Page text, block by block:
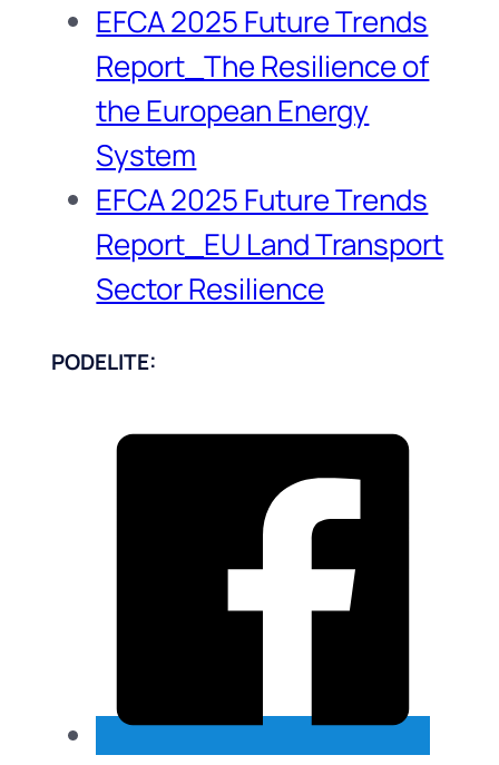
EFCA 2025 Future Trends
Report_The Resilience of
the European Energy
System
EFCA 2025 Future Trends
Report_EU Land Transport
Sector Resilience
PODELITE: